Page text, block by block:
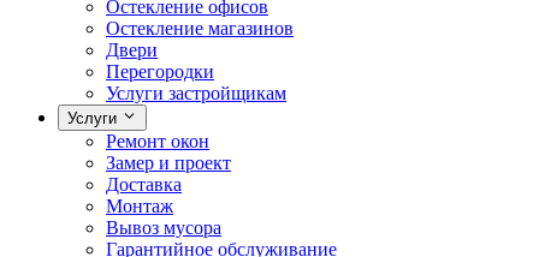
Остекление офисов
Остекление магазинов
Двери
Перегородки
Услуги застройщикам
Услуги
Ремонт окон
Замер и проект
Доставка
Монтаж
Вывоз мусора
Гарантийное обслуживание